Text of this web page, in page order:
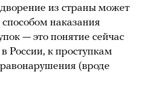
из страны может
наказания
— это понятие сейчас
в России, к проступкам
(вроде